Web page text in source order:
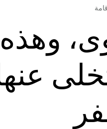
عنها